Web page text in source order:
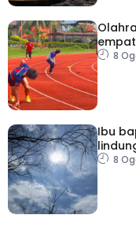
empat
2026
8
Ibu
indeks
8